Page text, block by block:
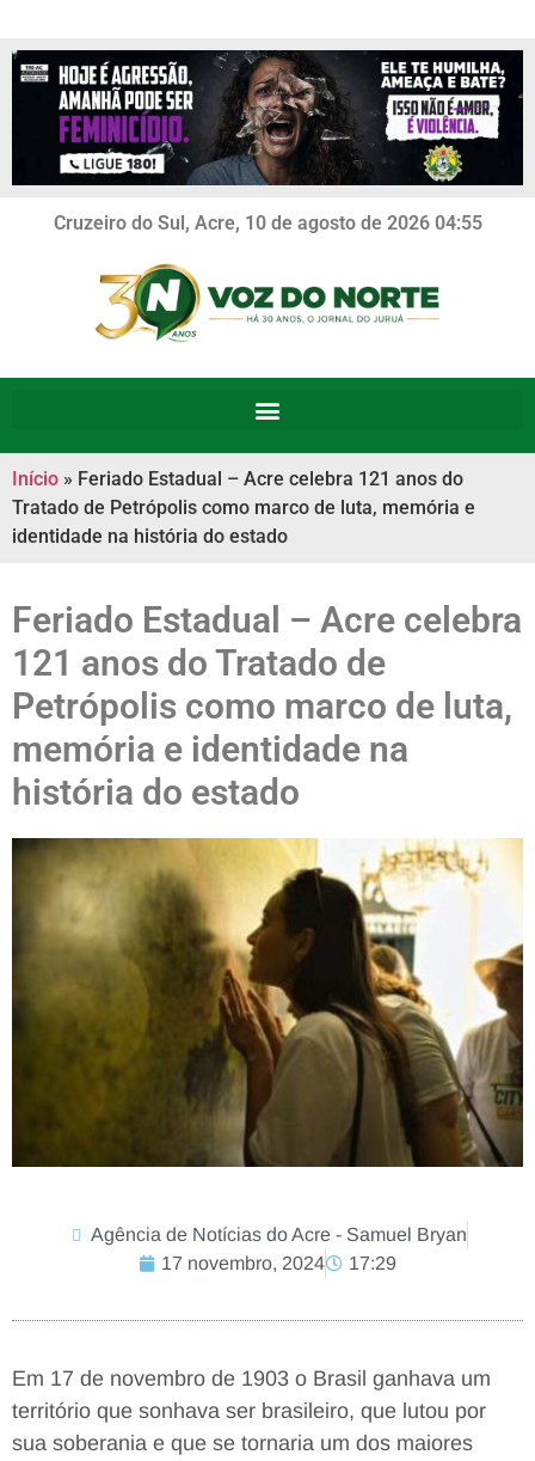
Cruzeiro do Sul, Acre, 10 de agosto de 2026 04:55
Início » Feriado Estadual – Acre celebra 121 anos do
Tratado de Petrópolis como marco de luta, memória e
identidade na história do estado
Feriado Estadual – Acre celebra
121 anos do Tratado de
Petrópolis como marco de luta,
memória e identidade na
história do estado
Agência de Notícias do Acre - Samuel Bryan
17 novembro, 2024
17:29
Em 17 de novembro de 1903 o Brasil ganhava um
território que sonhava ser brasileiro, que lutou por
sua soberania e que se tornaria um dos maiores